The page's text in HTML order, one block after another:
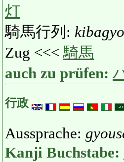
灯
騎馬行列:
Zug <<<騎馬
auch zu prüfen:
行政
Aussprache:
Kanji Buchstabe: